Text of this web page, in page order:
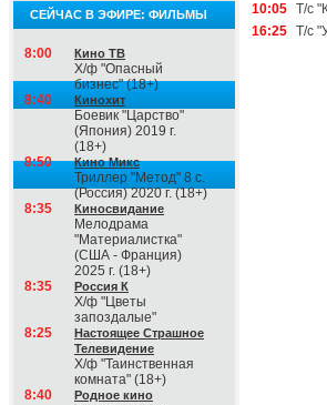
СЕЙЧАС В ЭФИРЕ: ФИЛЬМЫ
8:00 Кино ТВ
Х/ф "Опасный
бизнес" (18+)
8:40
Кинохит
Боевик "Царство"
(Япония) 2019 г.
(18+)
8:50
Кино Микс
Триллер "Метод" 8 с.
(Россия) 2020 г. (18+)
8:35
Киносвидание
Мелодрама
"Материалистка"
(США - Франция)
2025 г. (18+)
8:35
Россия К
Х/ф "Цветы
запоздалые"
8:25
Настоящее Страшное
Телевидение
Х/ф "Таинственная
комната" (18+)
8:40
Родное кино
10:05 Т/с
16:25 Т/с